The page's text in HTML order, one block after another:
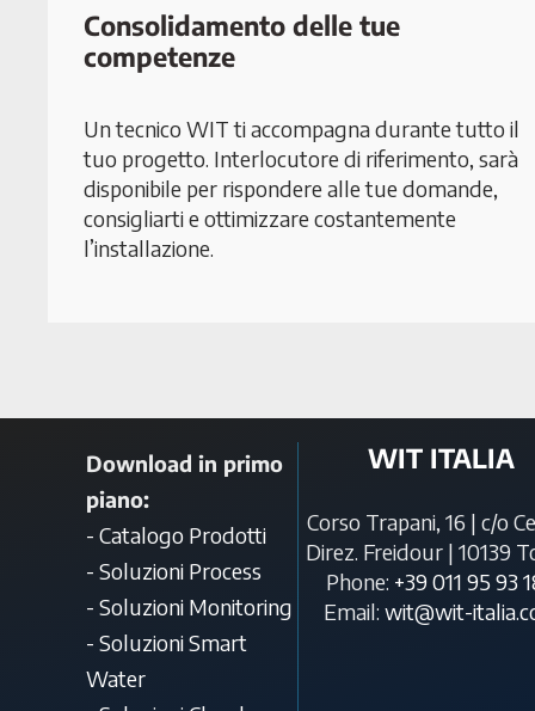
Consolidamento delle tue
competenze
Un tecnico WIT ti accompagna durante tutto il
tuo progetto. Interlocutore di riferimento, sarà
disponibile per rispondere alle tue domande,
consigliarti e ottimizzare costantemente
l’installazione.
Download in primo
piano:
- Catalogo Prodotti
- Soluzioni Process
- Soluzioni Monitoring
- Soluzioni Smart
Water
WIT ITALIA
Corso Trapani, 16 | c/o
Direz. Freidour | 10139
Phone: +39 011 95 93
Email: wit@wit-